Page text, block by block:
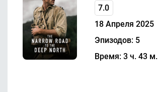
7.0
18 Апреля 2025
Эпизодов: 5
Время: 3 ч. 43 м.